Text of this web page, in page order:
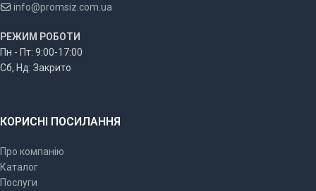
info@promsiz.com.ua
РЕЖИМ РОБОТИ
Пн - Пт: 9:00-17:00
Сб, Нд: Закрито
КОРИСНІ ПОСИЛАННЯ
Про компанію
Каталог
Послуги